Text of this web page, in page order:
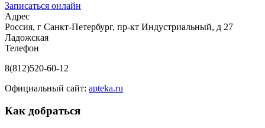
Записаться онлайн
Адрес
Россия, г Санкт-Петербург, пр-кт Индустриальный, д 27
Ладожская
Телефон
8(812)520-60-12
Официальный сайт: apteka.ru
Как добраться